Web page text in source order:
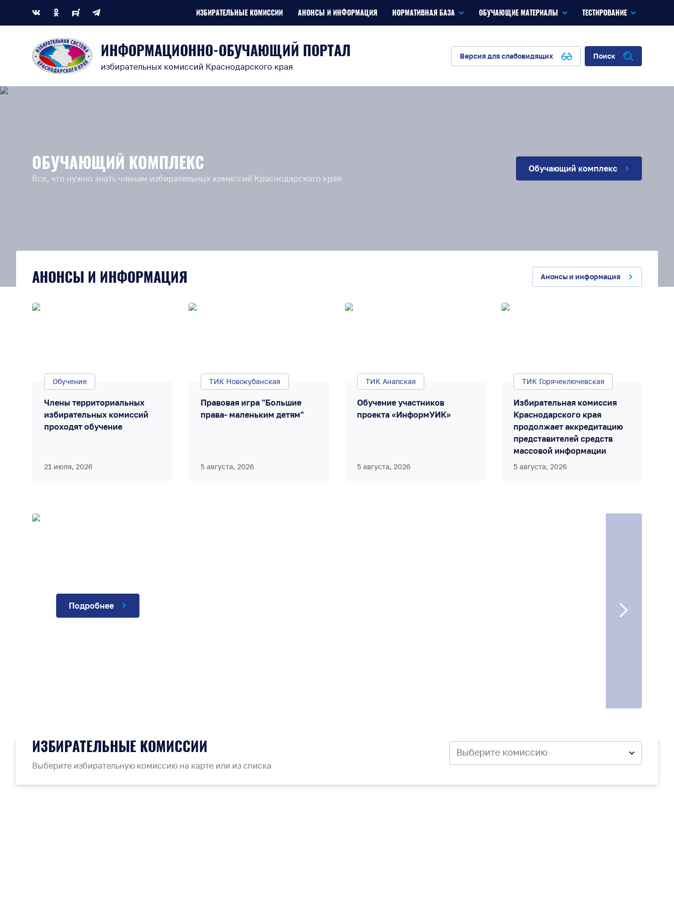
ИЗБИРАТЕЛЬНЫЕ КОМИССИИ АНОНСЫ И ИНФОРМАЦИЯ НОРМАТИВНАЯ БАЗА ОБУЧАЮЩИЕ МАТЕРИАЛЫ ТЕСТИРОВАНИЕ
ИНФОРМАЦИОННО-ОБУЧАЮЩИЙ ПОРТАЛ
избирательных комиссий Краснодарского края
Версия для слабовидящих Поиск
ОБУЧАЮЩИЙ КОМПЛЕКС
Все, что нужно знать членам избирательных комиссий Краснодарского края
Обучающий комплекс
АНОНСЫ И ИНФОРМАЦИЯ Анонсы и информация
Обучение
Члены территориальных
избирательных комиссий
проходят обучение
21 июля, 2026
ТИК Новокубанская
Правовая игра "Большие
права- маленьким детям"
5 августа, 2026
ТИК Анапская
Обучение участников
проекта «ИнформУИК»
5 августа, 2026
ТИК Горячеключевская
Избирательная комиссия
Краснодарского края
продолжает аккредитацию
представителей средств
массовой информации
5 августа, 2026
Подробнее
ИЗБИРАТЕЛЬНЫЕ КОМИССИИ
Выберите избирательную комиссию на карте или из списка
Выберите комиссию